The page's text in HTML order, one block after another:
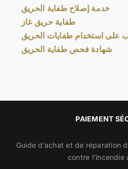
خدمة إصلاح طفاية الحريق
طفاية حريق غاز
على استخدام طفايات الحريق
شهادة فحص طفاية الحريق
PAIEMENT
Guide d’achat et de réparation
contre l’incendie